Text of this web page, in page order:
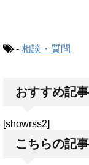
- 相談・質問
おすすめ記事
[showrss2]
こちらの記